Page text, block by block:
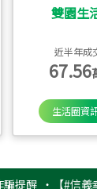
雙園生
近半年成
67.56
生活圈資
‧【#信義幸福挺